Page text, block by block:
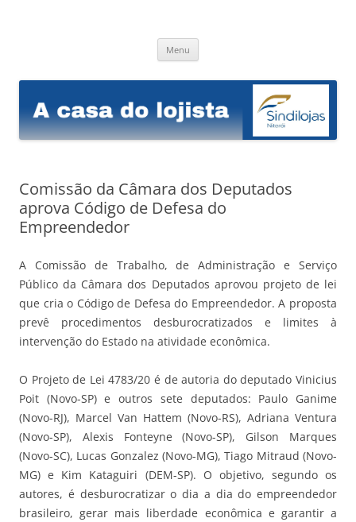
Menu
conteúdo
Comissão da Câmara dos Deputados
aprova Código de Defesa do
Empreendedor
A Comissão de Trabalho, de Administração e Serviço
Público da Câmara dos Deputados aprovou projeto de lei
que cria o Código de Defesa do Empreendedor. A proposta
prevê procedimentos desburocratizados e limites à
intervenção do Estado na atividade econômica.
O Projeto de Lei 4783/20 é de autoria do deputado Vinicius
Poit (Novo-SP) e outros sete deputados: Paulo Ganime
(Novo-RJ), Marcel Van Hattem (Novo-RS), Adriana Ventura
(Novo-SP), Alexis Fonteyne (Novo-SP), Gilson Marques
(Novo-SC), Lucas Gonzalez (Novo-MG), Tiago Mitraud (Novo-
MG) e Kim Kataguiri (DEM-SP). O objetivo, segundo os
autores, é desburocratizar o dia a dia do empreendedor
brasileiro, gerar mais liberdade econômica e garantir a